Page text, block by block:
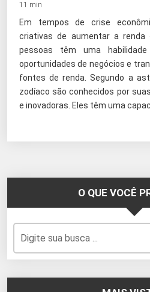
11 min
Em tempos de crise
criativas de aumentar a renda
pessoas têm uma
oportunidades de negócios e
fontes de renda. Segundo a
zodíaco são conhecidos por
e inovadoras. Eles têm uma
O QUE VOCÊ